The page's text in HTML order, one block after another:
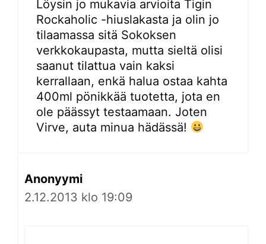
Löysin jo mukavia arvioita Tigin
Rockaholic -hiuslakasta ja olin jo
tilaamassa sitä Sokoksen
verkkokaupasta, mutta sieltä olisi
saanut tilattua vain kaksi
kerrallaan, enkä halua ostaa kahta
400ml pönikkää tuotetta, jota en
ole päässyt testaamaan. Joten
Virve, auta minua hädässä!
Anonyymi
2.12.2013 klo 19:09